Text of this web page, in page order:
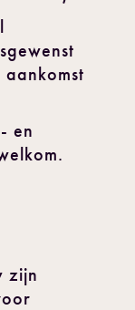
en
zijn